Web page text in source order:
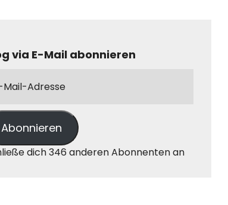
via E-Mail abonnieren
Abonnieren
dich 346 anderen Abonnenten an